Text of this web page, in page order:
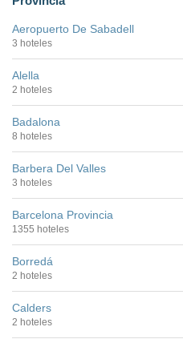
Aeropuerto De Sabadell
3 hoteles
Alella
2 hoteles
Badalona
8 hoteles
Barbera Del Valles
3 hoteles
Barcelona Provincia
1355 hoteles
Borredá
2 hoteles
Calders
2 hoteles